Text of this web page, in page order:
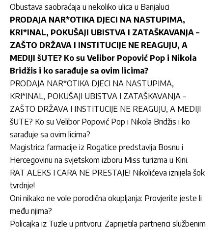
Obustava saobraćaja u nekoliko ulica u Banjaluci
PRODAJA NAR*OTIKA DJECI NA NASTUPIMA,
KRI*INAL, POKUŠAJI UBISTVA I ZATAŠKAVANJA –
ZAŠTO DRŽAVA I INSTITUCIJE NE REAGUJU, A
MEDIJI šUTE? Ko su Velibor Popović Pop i Nikola
Bridžis i ko sarađuje sa ovim licima?
PRODAJA NAR*OTIKA DJECI NA NASTUPIMA,
KRI*INAL, POKUŠAJI UBISTVA I ZATAŠKAVANJA –
ZAŠTO DRŽAVA I INSTITUCIJE NE REAGUJU, A MEDIJI
šUTE? Ko su Velibor Popović Pop i Nikola Bridžis i ko
sarađuje sa ovim licima?
Magistrica farmacije iz Rogatice predstavlja Bosnu i
Hercegovinu na svjetskom izboru Miss turizma u Kini.
RAT ALEKS I CARA NE PRESTAJE! Nikolićeva iznijela šok
tvrdnje!
Oni nikako ne vole porodična okupljanja: Provjerite jeste li
među njima?
Policajka iz Tuzle u pritvoru: Zaprijetila partnerici službenim